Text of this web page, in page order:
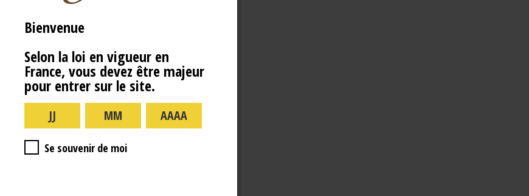
Bienvenue
Selon la loi en vigueur en
France, vous devez être majeur
pour entrer sur le site.
Se souvenir de moi